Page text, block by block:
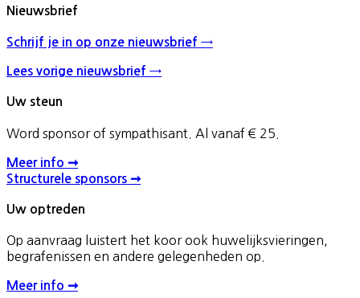
Nieuwsbrief
Schrijf je in op onze nieuwsbrief →
Lees vorige nieuwsbrief →
Uw steun
Word sponsor of sympathisant. Al vanaf € 25.
Meer info ➞
Structurele sponsors ➞
Uw optreden
Op aanvraag luistert het koor ook huwelijksvieringen,
begrafenissen en andere gelegenheden op.
Meer info ➞